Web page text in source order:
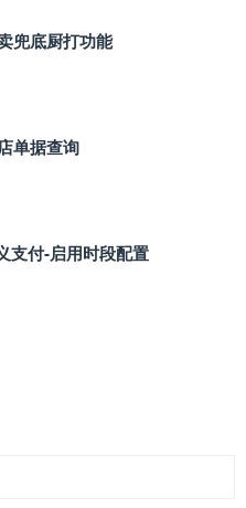
兜底厨打功能
单据查询
支付‑启用时段配置